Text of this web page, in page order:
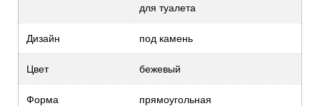
для туалета
Дизайн под камень
Цвет бежевый
Форма прямоугольная